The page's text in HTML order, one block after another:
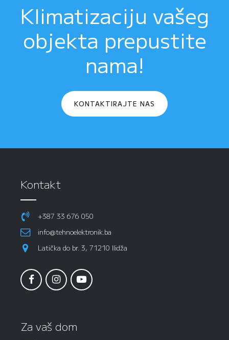
Klimatizaciju vašeg
objekta prepustite
nama!
KONTAKTIRAJTE NAS
Kontakt
+387 33 676 050
info@tehnoelektronik.ba
Latička do br. 3, 71210 Ilidža
Za vaš dom